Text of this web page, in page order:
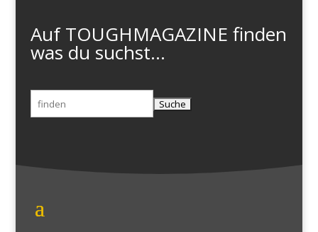
Auf TOUGHMAGAZINE finden
was du suchst...
Suchen
nach: